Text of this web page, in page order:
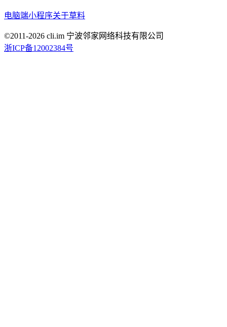
电脑端小程序关于草料
©2011-2026 cli.im 宁波邻家网络科技有限公司
浙ICP备12002384号